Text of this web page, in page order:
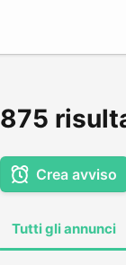
875
Crea avviso
Tutti gli annunci